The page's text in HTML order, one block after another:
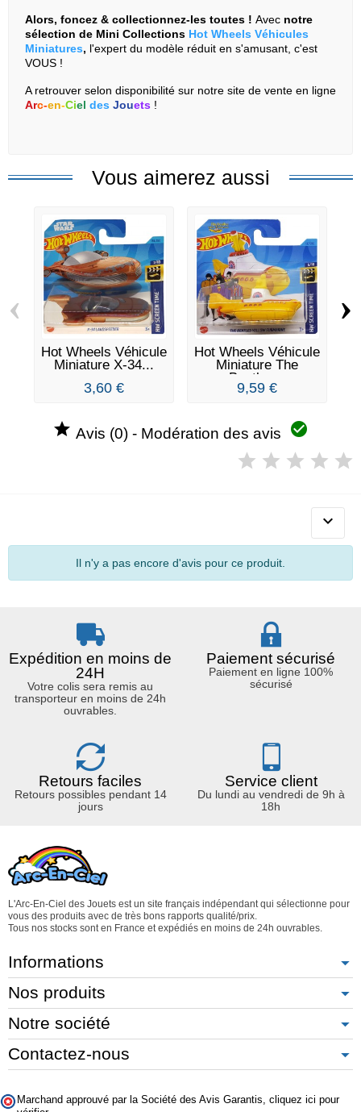
Alors, foncez & collectionnez-les toutes ! Avec notre
sélection de Mini Collections Hot Wheels Véhicules
Miniatures, l'expert du modèle réduit en s'amusant, c'est
VOUS !
A retrouver selon disponibilité sur notre site de vente en ligne
Arc-en-Ciel des Jouets !
Vous aimerez aussi
Hot Wheels Véhicule
Miniature X-34...
3,60 €
Hot Wheels Véhicule
Miniature The
Beatles...
9,59 €
‹ ›
 Avis (0) - Modération des avis 

Il n'y a pas encore d'avis pour ce produit.
Expédition en moins de
24H
Votre colis sera remis au
transporteur en moins de 24h
ouvrables.
Paiement sécurisé
Paiement en ligne 100%
sécurisé
Retours faciles
Retours possibles pendant 14
jours
Service client
Du lundi au vendredi de 9h à
18h
L'Arc-En-Ciel des Jouets est un site français indépendant qui sélectionne pour
vous des produits avec de très bons rapports qualité/prix.
Tous nos stocks sont en France et expédiés en moins de 24h ouvrables.
Informations
Nos produits
Notre société
Contactez-nous
Marchand approuvé par la Société des Avis Garantis, cliquez ici pour